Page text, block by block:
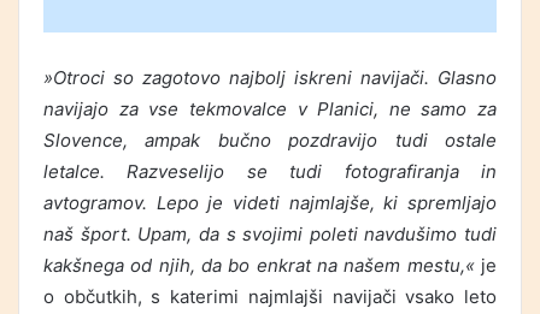
»Otroci so zagotovo najbolj iskreni navijači. Glasno
navijajo za vse tekmovalce v Planici, ne samo za
Slovence, ampak bučno pozdravijo tudi ostale
letalce. Razveselijo se tudi fotografiranja in
avtogramov. Lepo je videti najmlajše, ki spremljajo
naš šport. Upam, da s svojimi poleti navdušimo tudi
kakšnega od njih, da bo enkrat na našem mestu,« je
o občutkih, s katerimi najmlajši navijači vsako leto